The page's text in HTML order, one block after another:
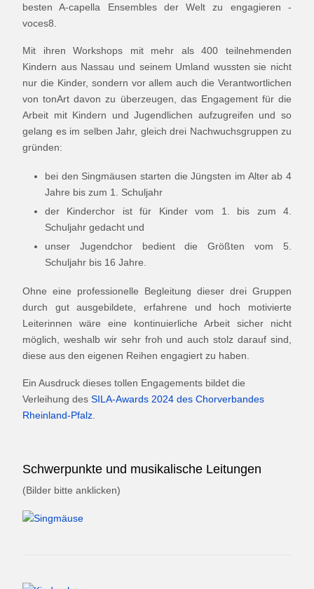
besten A-capella Ensembles der Welt zu engagieren -
voces8.
Mit ihren Workshops mit mehr als 400 teilnehmenden
Kindern aus Nassau und seinem Umland wussten sie nicht
nur die Kinder, sondern vor allem auch die Verantwortlichen
von tonArt davon zu überzeugen, das Engagement für die
Arbeit mit Kindern und Jugendlichen aufzugreifen und so
gelang es im selben Jahr, gleich drei Nachwuchsgruppen zu
gründen:
bei den Singmäusen starten die Jüngsten im Alter ab 4
Jahre bis zum 1. Schuljahr
der Kinderchor ist für Kinder vom 1. bis zum 4.
Schuljahr gedacht und
unser Jugendchor bedient die Größten vom 5.
Schuljahr bis 16 Jahre.
Ohne eine professionelle Begleitung dieser drei Gruppen
durch gut ausgebildete, erfahrene und hoch motivierte
Leiterinnen wäre eine kontinuierliche Arbeit sicher nicht
möglich, weshalb wir sehr froh und auch stolz darauf sind,
diese aus den eigenen Reihen engagiert zu haben.
Ein Ausdruck dieses tollen Engagements bildet die
Verleihung des SILA-Awards 2024 des Chorverbandes
Rheinland-Pfalz
Schwerpunkte und musikalische Leitungen
(Bilder bitte anklicken)